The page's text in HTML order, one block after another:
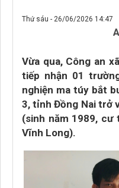
Thứ sáu - 26/06/2026 14:47
Vừa qua, Công an
tiếp nhận 01
nghiện ma túy bắt
3, tỉnh Đồng Nai trở
(sinh năm 1989, cư
Vĩnh Long).